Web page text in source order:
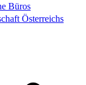
Büros
Österreichs